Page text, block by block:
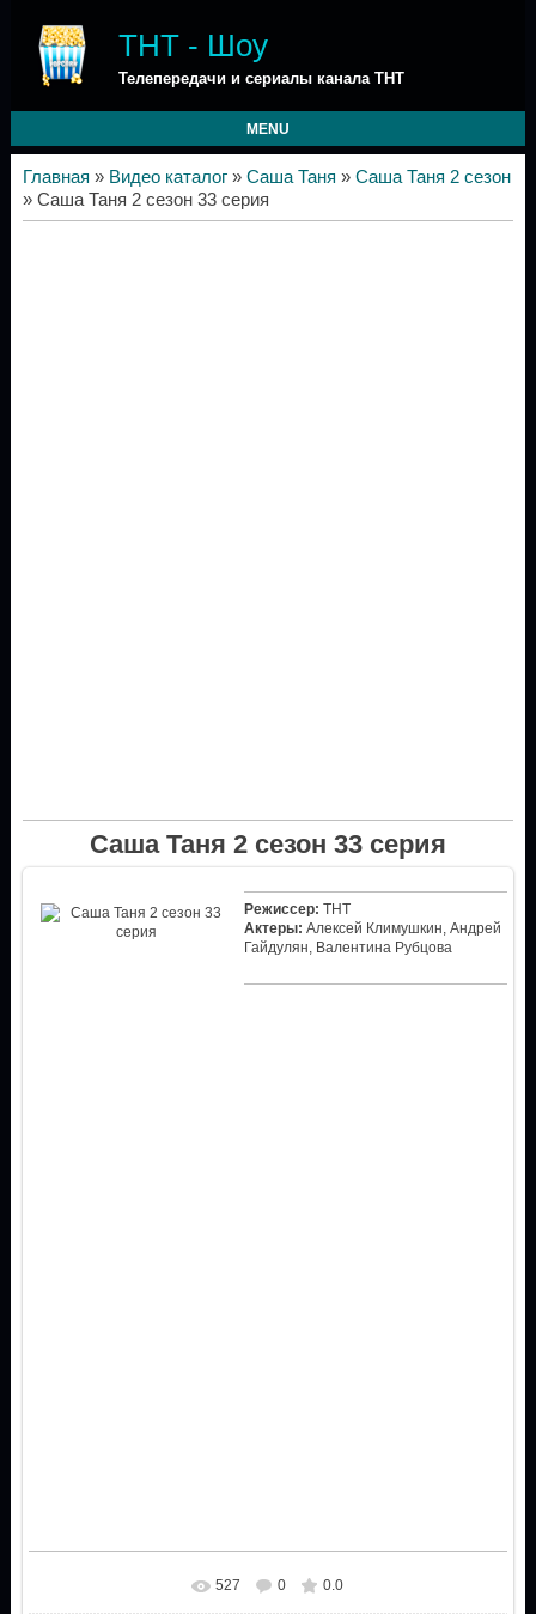
ТНТ - Шоу
Телепередачи и сериалы канала ТНТ
MENU
Главная » Видео каталог» Саша Таня » Саша Таня 2 сезон
» Саша Таня 2 сезон 33 серия
Саша Таня 2 сезон 33 серия
Режиссер: ТНТ
Актеры: Алексей Климушкин, Андрей
Гайдулян, Валентина Рубцова
527 0 0.0